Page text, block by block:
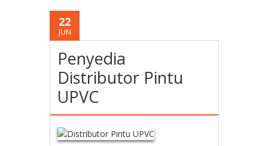
22
JUN
Penyedia
Distributor Pintu
UPVC